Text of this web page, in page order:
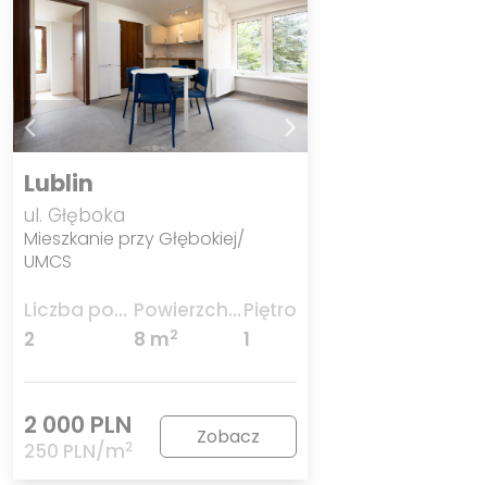
Lublin
ul. Głęboka
Mieszkanie przy Głębokiej/
UMCS
Liczba pokoi
2
Powierzchnia
8 m2
Piętro
1
2 000 PLN
250 PLN/m2 Zobacz